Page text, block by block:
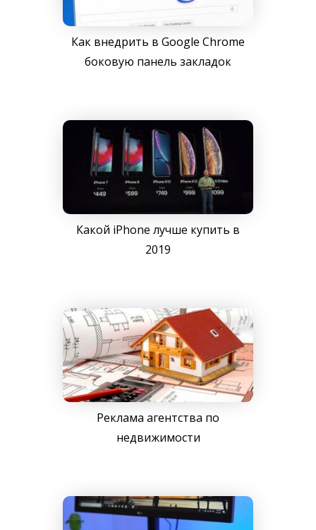
Как внедрить в Google Chrome
боковую панель закладок
Какой iPhone лучше купить в
2019
Реклама агентства по
недвижимости